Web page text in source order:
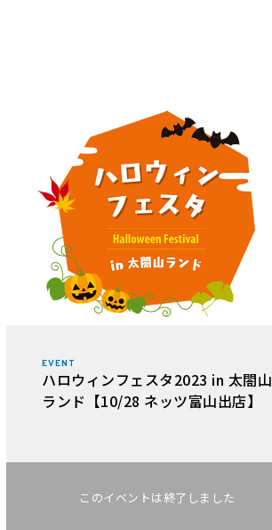
EVENT
ハロウィンフェスタ2023 in 太閤山
ランド【10/28 ネッツ富山出店】